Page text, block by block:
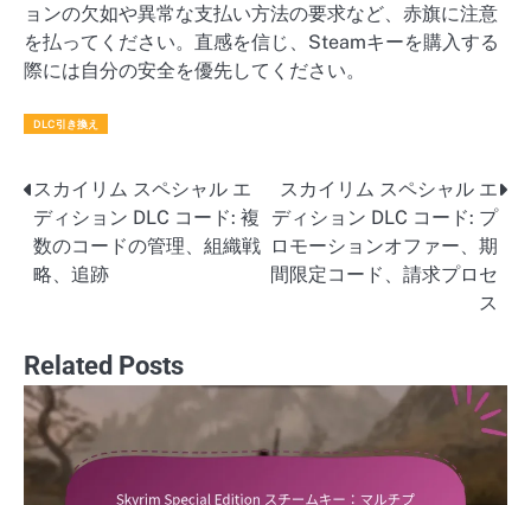
ョンの欠如や異常な支払い方法の要求など、赤旗に注意
を払ってください。直感を信じ、Steamキーを購入する
際には自分の安全を優先してください。
DLC引き換え
Post
navigation
スカイリム スペシャル エ
ディション DLC コード: 複
数のコードの管理、組織戦
略、追跡
スカイリム スペシャル エ
ディション DLC コード: プ
ロモーションオファー、期
間限定コード、請求プロセ
ス
Related Posts